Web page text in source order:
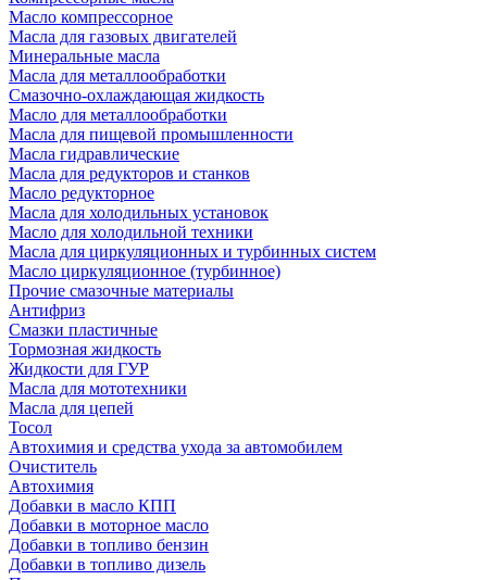
Масло компрессорное
Масла для газовых двигателей
Минеральные масла
Масла для металлообработки
Смазочно-охлаждающая жидкость
Масло для металлообработки
Масла для пищевой промышленности
Масла гидравлические
Масла для редукторов и станков
Масло редукторное
Масла для холодильных установок
Масло для холодильной техники
Масла для циркуляционных и турбинных систем
Масло циркуляционное (турбинное)
Прочие смазочные материалы
Антифриз
Смазки пластичные
Тормозная жидкость
Жидкости для ГУР
Масла для мототехники
Масла для цепей
Тосол
Автохимия и средства ухода за автомобилем
Очиститель
Автохимия
Добавки в масло КПП
Добавки в моторное масло
Добавки в топливо бензин
Добавки в топливо дизель